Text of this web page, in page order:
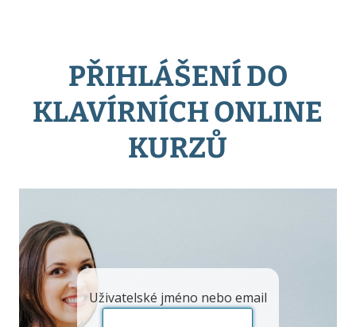
PŘIHLÁŠENÍ DO
KLAVÍRNÍCH ONLINE
KURZŮ
Uživatelské jméno nebo email